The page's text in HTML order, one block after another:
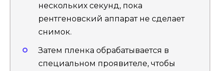
нескольких секунд, пока
рентгеновский аппарат не сделает
снимок.
Затем пленка обрабатывается в
специальном проявителе, чтобы